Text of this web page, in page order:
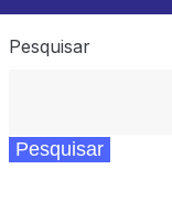
Pesquisar
Pesquisar